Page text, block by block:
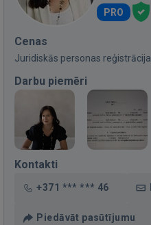
PRO
Cenas
Juridiskās personas reģistrācija
Darbu piemēri
Kontakti
+371 *** *** 46
Piedāvāt pasūtījumu